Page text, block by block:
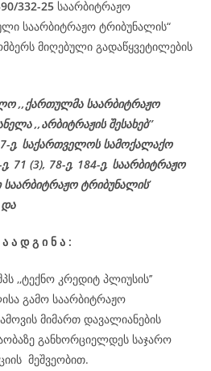
332-25 საარბიტრაჟო
საარბიტრაჟო ტრიბუნალის“
მიღებული გადაწყვეტილების
,,ქართულმა საარბიტრაჟო
,,არბიტრაჟის შესახებ’’
ე, საქართველოს სამოქალაქო
71 (3), 78-ე, 184-ე, საარბიტრაჟო
ტრიბუნალის’
ა ა დ გ ი ნ ა :
,,ტექნო კრედიტ პლიუსის’’
გამო საარბიტრაჟო
მიმართ დავალიანების
განხორციელდეს საჯარო
მეშვეობით.